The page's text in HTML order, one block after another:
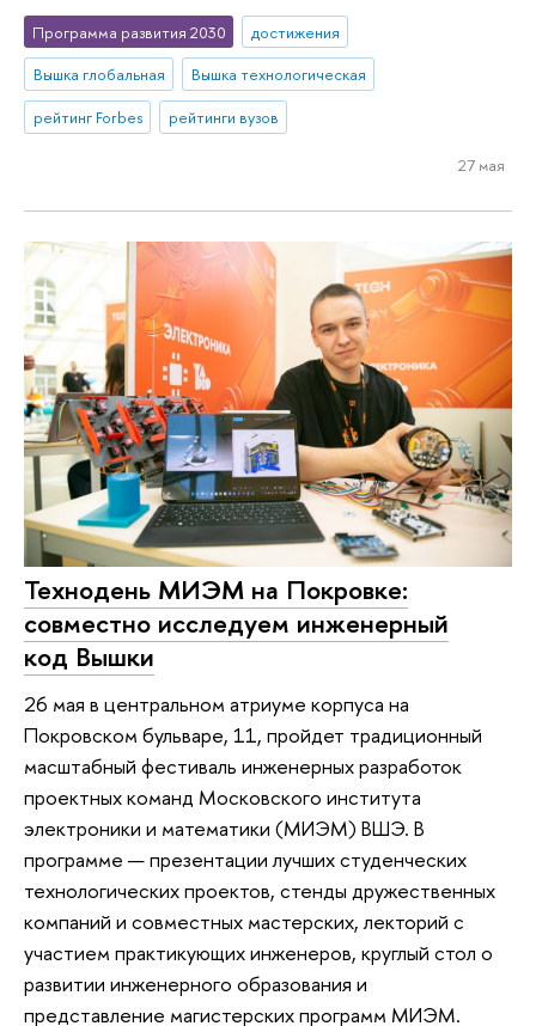
Программа развития 2030
достижения
Вышка глобальная
Вышка технологическая
рейтинг Forbes
рейтинги вузов
27 мая
Технодень МИЭМ на Покровке:
совместно исследуем инженерный
код Вышки
26 мая в центральном атриуме корпуса на
Покровском бульваре, 11, пройдет традиционный
масштабный фестиваль инженерных разработок
проектных команд Московского института
электроники и математики (МИЭМ) ВШЭ. В
программе — презентации лучших студенческих
технологических проектов, стенды дружественных
компаний и совместных мастерских, лекторий с
участием практикующих инженеров, круглый стол о
развитии инженерного образования и
представление магистерских программ МИЭМ.